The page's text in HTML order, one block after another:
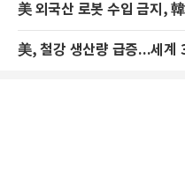
美 외국산 로봇 수입 금지,
美, 철강 생산량 급증...세계